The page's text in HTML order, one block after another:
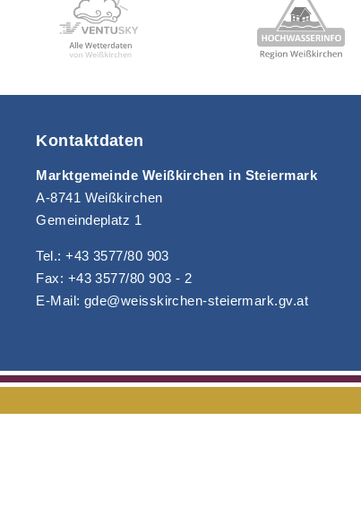
Kontaktdaten
Marktgemeinde Weißkirchen in Steiermark
A-8741 Weißkirchen
Gemeindeplatz 1
Tel.: +43 3577/80 903
Fax: +43 3577/80 903 - 2
E-Mail: gde@weisskirchen-steiermark.gv.at